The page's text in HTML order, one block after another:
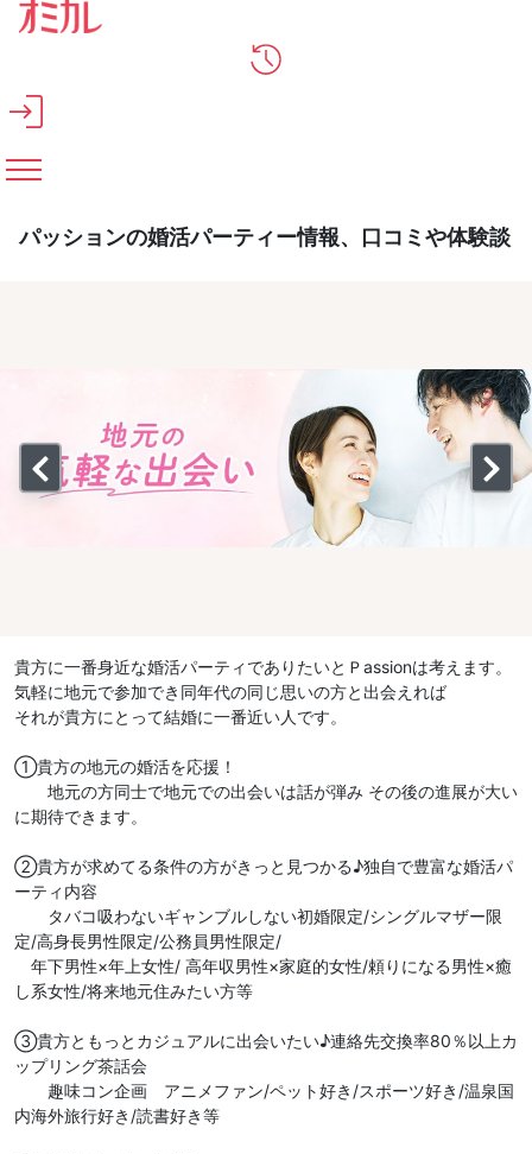
メインコンテンツへスキップ
パッションの婚活パーティー情報、口コミや体験談
貴方に一番身近な婚活パーティでありたいとＰassionは考えます。
気軽に地元で参加でき同年代の同じ思いの方と出会えれば
それが貴方にとって結婚に一番近い人です。
①貴方の地元の婚活を応援！
地元の方同士で地元での出会いは話が弾み その後の進展が大い
に期待できます。
②貴方が求めてる条件の方がきっと見つかる♪独自で豊富な婚活パ
ーティ内容
タバコ吸わないギャンブルしない初婚限定/シングルマザー限
定/高身長男性限定/公務員男性限定/
年下男性×年上女性/ 高年収男性×家庭的女性/頼りになる男性×癒
し系女性/将来地元住みたい方等
③貴方ともっとカジュアルに出会いたい♪連絡先交換率80％以上カ
ップリング茶話会
趣味コン企画 アニメファン/ペット好き/スポーツ好き/温泉国
内海外旅行好き/読書好き等